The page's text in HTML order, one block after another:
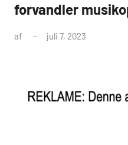
forvandler
af juli 7, 2023